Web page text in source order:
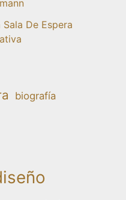
De Espera
biografía